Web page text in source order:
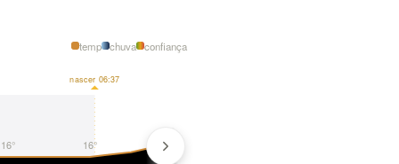
temp chuva confiança
16° 16°
nascer 06:37